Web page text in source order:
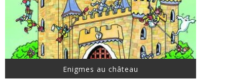
Yoshi and the mysterious book
Enigmes au château